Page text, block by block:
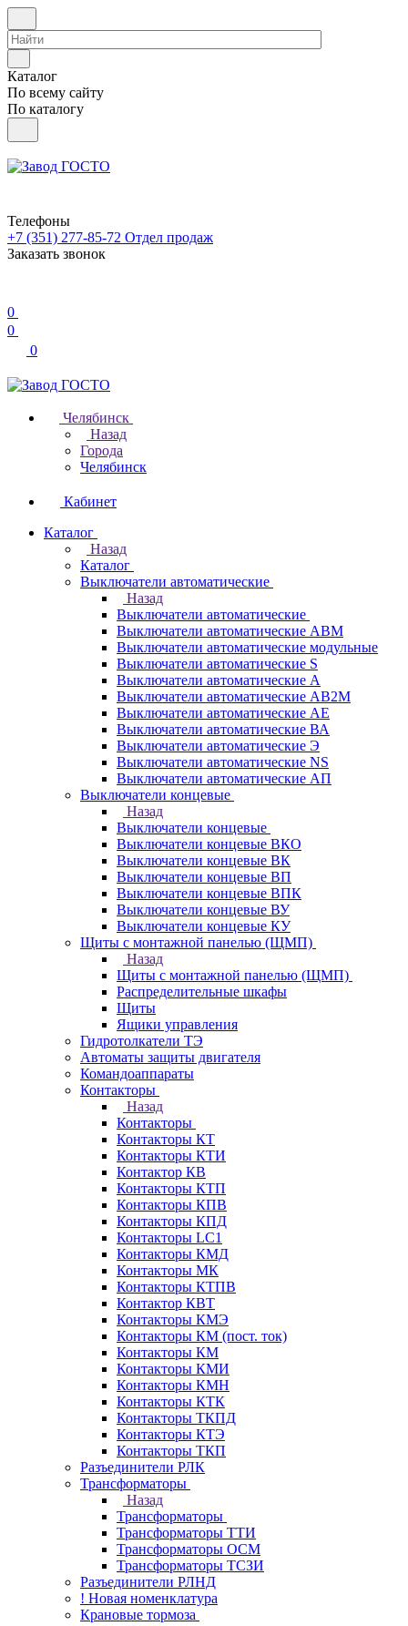
Каталог
По всему сайту
По каталогу
Телефоны
+7 (351) 277-85-72 Отдел продаж
Заказать звонок
0
0
0
Челябинск
Назад
Города
Челябинск
Кабинет
Каталог
Назад
Каталог
Выключатели автоматические
Назад
Выключатели автоматические
Выключатели автоматические АВМ
Выключатели автоматические модульные
Выключатели автоматические S
Выключатели автоматические А
Выключатели автоматические АВ2М
Выключатели автоматические АЕ
Выключатели автоматические ВА
Выключатели автоматические Э
Выключатели автоматические NS
Выключатели автоматические АП
Выключатели концевые
Назад
Выключатели концевые
Выключатели концевые ВКО
Выключатели концевые ВК
Выключатели концевые ВП
Выключатели концевые ВПК
Выключатели концевые ВУ
Выключатели концевые КУ
Щиты с монтажной панелью (ЩМП)
Назад
Щиты с монтажной панелью (ЩМП)
Распределительные шкафы
Щиты
Ящики управления
Гидротолкатели ТЭ
Автоматы защиты двигателя
Командоаппараты
Контакторы
Назад
Контакторы
Контакторы КТ
Контакторы КТИ
Контактор КВ
Контакторы КТП
Контакторы КПВ
Контакторы КПД
Контакторы LC1
Контакторы КМД
Контакторы МК
Контакторы КТПВ
Контактор КВТ
Контакторы КМЭ
Контакторы КМ (пост. ток)
Контакторы КМ
Контакторы КМИ
Контакторы КМН
Контакторы КТК
Контакторы ТКПД
Контакторы КТЭ
Контакторы ТКП
Разъединители РЛК
Трансформаторы
Назад
Трансформаторы
Трансформаторы ТТИ
Трансформаторы ОСМ
Трансформаторы ТСЗИ
Разъединители РЛНД
! Новая номенклатура
Крановые тормоза